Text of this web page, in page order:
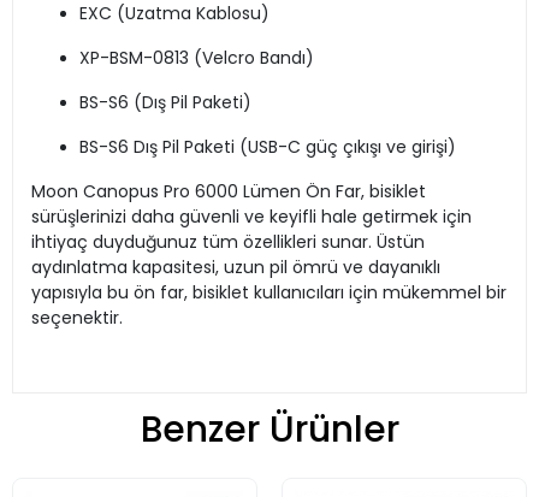
EXC (Uzatma Kablosu)
XP-BSM-0813 (Velcro Bandı)
BS-S6 (Dış Pil Paketi)
BS-S6 Dış Pil Paketi (USB-C güç çıkışı ve girişi)
Moon Canopus Pro 6000 Lümen Ön Far, bisiklet
sürüşlerinizi daha güvenli ve keyifli hale getirmek için
ihtiyaç duyduğunuz tüm özellikleri sunar. Üstün
aydınlatma kapasitesi, uzun pil ömrü ve dayanıklı
yapısıyla bu ön far, bisiklet kullanıcıları için mükemmel bir
seçenektir.
Benzer Ürünler